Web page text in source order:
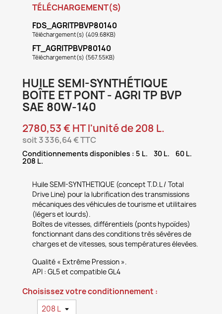
TÉLÉCHARGEMENT(S)
FDS_AGRITPBVP80140
Téléchargement(s) (409.68KB)
FT_AGRITPBVP80140
Téléchargement(s) (567.55KB)
HUILE SEMI-SYNTHÉTIQUE
BOÎTE ET PONT - AGRI TP BVP
SAE 80W-140
2780,53 € HT l'unité de 208 L.
soit 3 336,64 € TTC
Conditionnements disponibles : 5 L. 30 L. 60 L.
208 L.
Huile SEMI-SYNTHETIQUE (concept T.D.L / Total
Drive Line) pour la lubrification des transmissions
mécaniques des véhicules de tourisme et utilitaires
(légers et lourds).
Boîtes de vitesses, différentiels (ponts hypoïdes)
fonctionnant dans des conditions très sévères de
charges et de vitesses, sous températures élevées.
Qualité « Extrême Pression ».
API : GL5 et compatible GL4
Choisissez votre conditionnement :